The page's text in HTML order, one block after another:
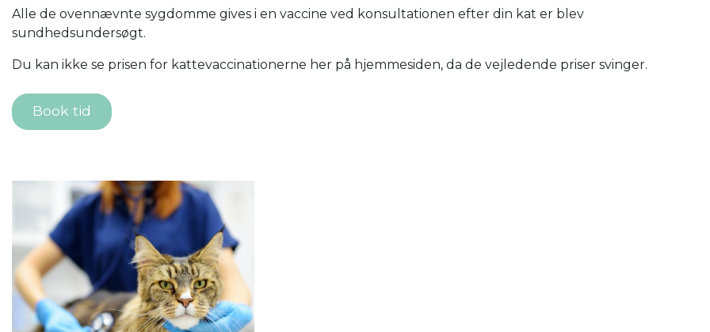
Alle de ovennævnte sygdomme gives i en vaccine ved konsultationen efter din kat er blev
sundhedsundersøgt.
Du kan ikke se prisen for kattevaccinationerne her på hjemmesiden, da de vejledende priser svinger.
Book tid